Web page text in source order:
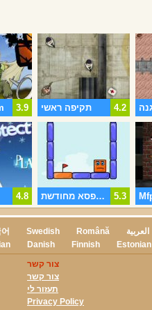
3.9 4.2 תקיפה ראשי
4.8 5.3 קפיצות קופסא מחודשת
Swedish Română العربية
Danish Finnish Estonian
צור קשר
צור קשר
תעזור לי
Privacy Policy